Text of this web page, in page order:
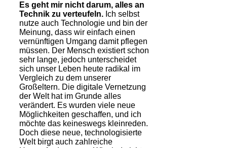
Es geht mir nicht darum, alles an
Technik zu verteufeln. Ich selbst
nutze auch Technologie und bin der
Meinung, dass wir einfach einen
vernünftigen Umgang damit pflegen
müssen. Der Mensch existiert schon
sehr lange, jedoch unterscheidet
sich unser Leben heute radikal im
Vergleich zu dem unserer
Großeltern. Die digitale Vernetzung
der Welt hat im Grunde alles
verändert. Es wurden viele neue
Möglichkeiten geschaffen, und ich
möchte das keineswegs kleinreden.
Doch diese neue, technologisierte
Welt birgt auch zahlreiche